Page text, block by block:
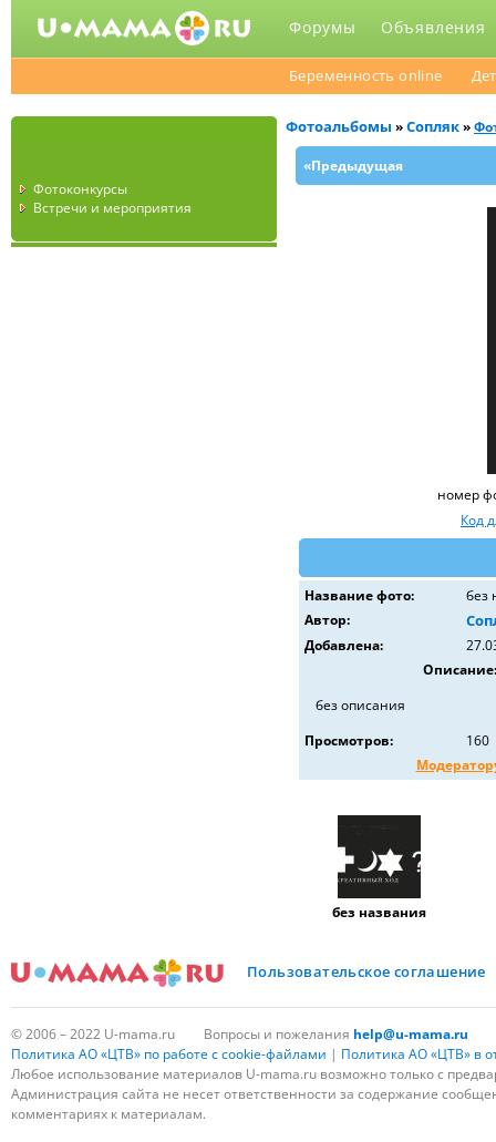
Форумы Объявления
Беременность online
Фотоконкурсы
Встречи и мероприятия
Фотоальбомы »Сопляк»
«Предыдущая
номер
Код
Название фото:
без
Автор:
Добавлена:
Описание:
без описания
Просмотров:
160
без названия
Пользовательское соглашение
© 2006 – 2022 U-mama.ru Вопросы и пожелания help@u-mama.ru
Политика АО «ЦТВ» по работе с cookie-файлами | Политика АО «ЦТВ» в
Любое использование материалов U-mama.ru возможно только с
Администрация сайта не несет ответственности за содержание
комментариях к материалам.